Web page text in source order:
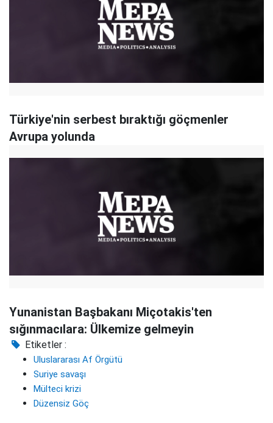
Türkiye'nin serbest bıraktığı göçmenler
Avrupa yolunda
Yunanistan Başbakanı Miçotakis'ten
sığınmacılara: Ülkemize gelmeyin
Etiketler :
Uluslararası Af Örgütü
Suriye savaşı
Mülteci krizi
Düzensiz Göç